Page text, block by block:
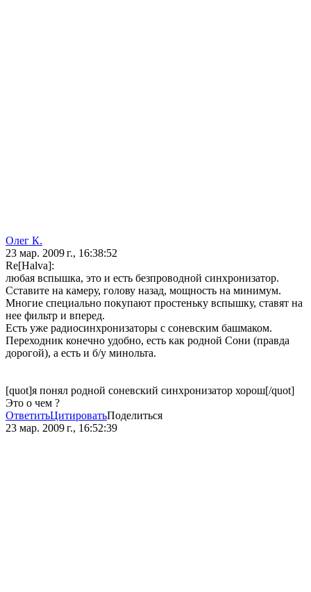
Олег К.
23 мар. 2009 г., 16:38:52
Re[Halva]:
любая вспышка, это и есть безпроводной синхронизатор.
Сставите на камеру, голову назад, мощность на минимум.
Многие специально покупают простеньку вспышку, ставят на
нее фильтр и вперед.
Есть уже радиосинхронизаторы с соневским башмаком.
Переходник конечно удобно, есть как родной Сони (правда
дорогой), а есть и б/у минольта.
[quot]я понял родной соневский синхронизатор хорош[/quot]
Это о чем ?
ОтветитьЦитироватьПоделиться
23 мар. 2009 г., 16:52:39